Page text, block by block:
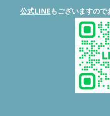
bottomBar =
LINEバー if(window.scrollY >
scrollBar.classList.add('show');
if(window.scrollY > 200) {
{
る 便利屋BUZZのドラム式洗
ビス内容や作業内容、機種別
認いただけます。 ご予約前に
金表を見る .vertical-link-block
opacity 0.3s; } .price-link-
} 放置するとどうなる？ 水漏
クが高まります。 床や周辺の
故障でエラー多発 最悪の場合
の対応が一番の節約になりま
ょっとした意識でトラブルを
押し込まない ドアを閉めると
確認 月1回はパッキン周りを
けで、パッキンの寿命が延び
応について 便利屋BUZZは 東
評価もアップ！ 実際に清掃し
SX110F 今回ご依頼いただい
SX110F。乾燥機能も搭載され
かなり汚れやすいです。 長く
リがびっしり ホースの内部に
ゴミ ドラム槽に黒カビや洗剤
まいます。 施工前後の写真で
ー画像のスペースをご用意し
スッキリ感が伝わればと思い
ス清掃前 洗濯機の内部は見え
公式LINEもございますので